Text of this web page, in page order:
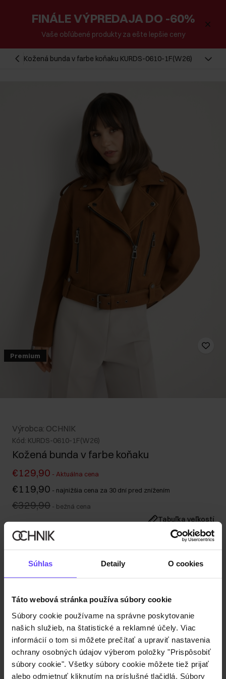
Súhlas Detaily O cookies
Táto webová stránka používa súbory cookie
Súbory cookie používame na správne poskytovanie
našich služieb, na štatistické a reklamné účely. Viac
informácií o tom si môžete prečítať a upraviť nastavenia
ochrany osobných údajov výberom položky "Prispôsobiť
súbory cookie". Všetky súbory cookie môžete tiež prijať
alebo odmietnuť kliknutím na príslušné tlačidlá. Súbory
FINÁLE VÝPREDAJA DO -60%
Vaše obľúbené produkty za ešte lepšie ceny
Kožená bunda v farbe koňaku KURDS-0610-1F(W26)
Premium
Výrobca: OCHNIK
Kód: KURDS-0610-1F(W26)
Kožená bunda v farbe koňaku
€129,90 - Aktuálna cena
€119,90 - najnižšia cena za 30 dní pred znížením
€329,90 - bežná cena
Tabuľka veľkostí
Vyberte veľkosť
Odoslanie do 1 pracovného dňa
Detaily
Zloženie